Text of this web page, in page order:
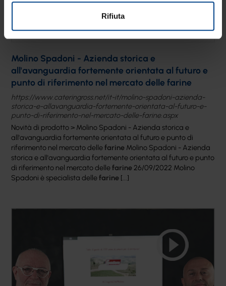
Rifiuta
Molino Spadoni - Azienda storica e
all'avanguardia fortemente orientata al futuro e
punto di riferimento nel mercato delle farine
https://www.cateringross.net/it-it/molino-spadoni-azienda-
storica-e-allavanguardia-fortemente-orientata-al-futuro-e-
punto-di-riferimento-nel-mercato-delle-farine.aspx
Novità di prodotto > Molino Spadoni - Azienda storica e
all'avanguardia fortemente orientata al futuro e punto di
riferimento nel mercato dellefarine Molino Spadoni - Azienda
storica e all'avanguardia fortemente orientata al futuro e punto
di riferimento nel mercato dellefarine 26/09/2022 Molino
Spadoni è specialista dellefarine [...]